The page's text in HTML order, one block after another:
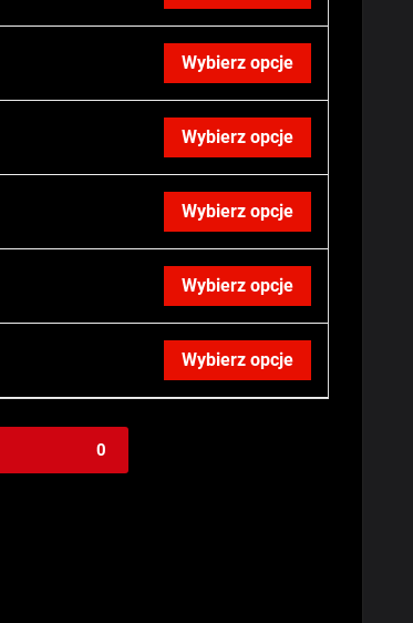
Wybierz opcje
Wybierz opcje
Wybierz opcje
Wybierz opcje
Wybierz opcje
0